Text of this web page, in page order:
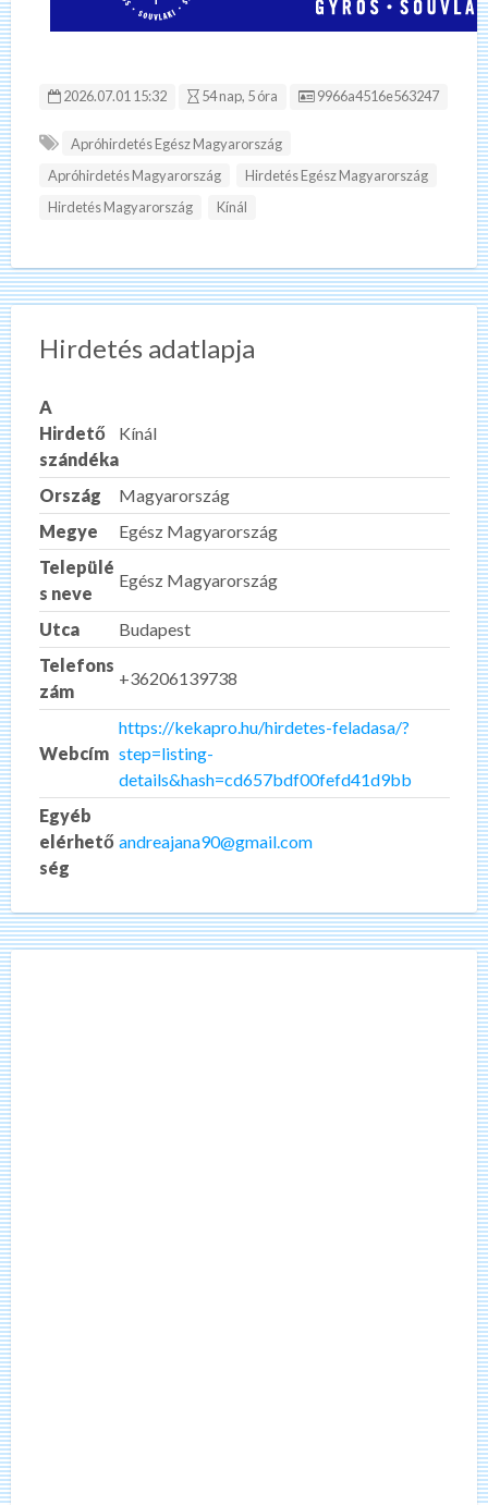
2026.07.01 15:32 54 nap, 5 óra Hirdetés ID:
9966a4516e563247
Apróhirdetés Egész Magyarország
Apróhirdetés Magyarország
Hirdetés Egész Magyarország
Hirdetés Magyarország
Kínál
Hirdetés adatlapja
A
Hirdető
szándéka
Kínál
Ország
Magyarország
Megye
Egész Magyarország
Települé
s neve
Egész Magyarország
Utca
Budapest
Telefons
zám
+36206139738
Webcím
https://kekapro.hu/hirdetes-feladasa/?
step=listing-
details&hash=cd657bdf00fefd41d9bb
Egyéb
elérhető
ség
andreajana90@gmail.com